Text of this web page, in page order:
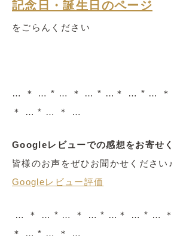
記念日・誕生日のページ
をごらんください
… ＊ … * … ＊ … * …＊ … * …
＊ … * … ＊ …
Googleレビューでの感想をお寄せく
皆様のお声をぜひお聞かせください♪
Googleレビュー評価
… ＊ … * … ＊ … * …＊ … * …
＊ … * … ＊ …